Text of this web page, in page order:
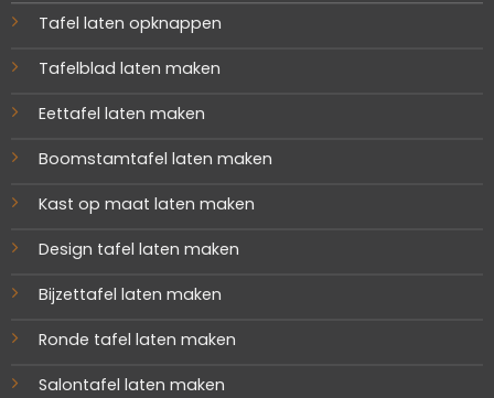
Tafel laten opknappen
Tafelblad laten maken
Eettafel laten maken
Boomstamtafel laten maken
Kast op maat laten maken
Design tafel laten maken
Bijzettafel laten maken
Ronde tafel laten maken
Salontafel laten maken